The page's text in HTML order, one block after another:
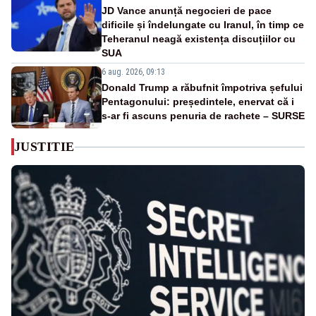
JD Vance anunță negocieri de pace
dificile și îndelungate cu Iranul, în timp ce
Teheranul neagă existența discuțiilor cu
SUA
6 aug. 2026, 09:13
Donald Trump a răbufnit împotriva șefului
Pentagonului: președintele, enervat că i
s-ar fi ascuns penuria de rachete – SURSE
JUSTITIE